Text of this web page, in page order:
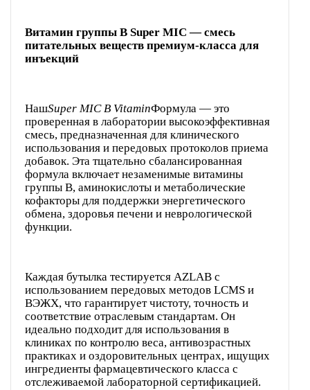
Витамин группы B Super MIC — смесь
питательных веществ премиум-класса для
инъекций
НашSuper MIC B VitaminФормула — это
проверенная в лаборатории высокоэффективная
смесь, предназначенная для клинического
использования и передовых протоколов приема
добавок. Эта тщательно сбалансированная
формула включает незаменимые витамины
группы В, аминокислоты и метаболические
кофакторы для поддержки энергетического
обмена, здоровья печени и неврологической
функции.
Каждая бутылка тестируется AZLAB с
использованием передовых методов LCMS и
ВЭЖХ, что гарантирует чистоту, точность и
соответствие отраслевым стандартам. Он
идеально подходит для использования в
клиниках по контролю веса, антивозрастных
практиках и оздоровительных центрах, ищущих
ингредиенты фармацевтического класса с
отслеживаемой лабораторной сертификацией.